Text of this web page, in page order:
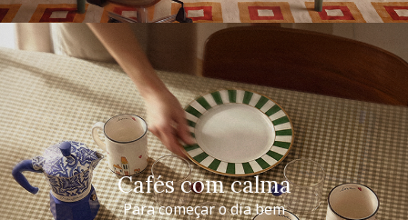
Cafés com calma
Para começar o dia bem